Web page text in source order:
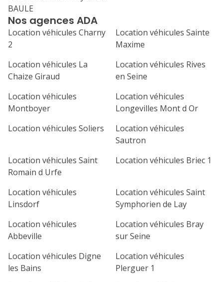
7 8
16
21 22 23 24 25
Nos agences ADA
Location véhicules Charny
2
Location véhicules Sainte
Maxime
Location véhicules La
Chaize Giraud
Location véhicules Rives
en Seine
Location véhicules
Montboyer
Location véhicules
Longevilles Mont d Or
Location véhicules Soliers
Location véhicules
Sautron
Location véhicules Saint
Romain d Urfe
Location véhicules Briec 1
Location véhicules
Linsdorf
Location véhicules Saint
Symphorien de Lay
Location véhicules
Abbeville
Location véhicules Bray
sur Seine
Location véhicules Digne
les Bains
Location véhicules
Plerguer 1
BAULE